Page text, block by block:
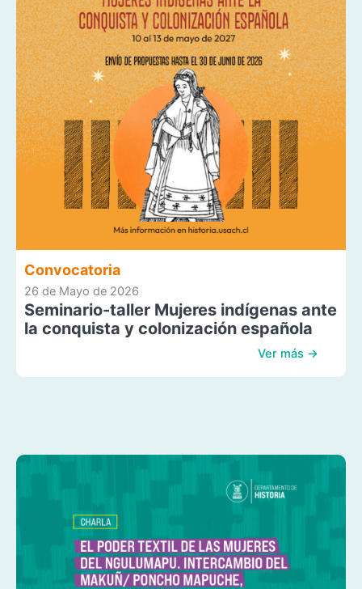
Convocatoria
26 de Mayo de 2026
Seminario-taller Mujeres indígenas ante
la conquista y colonización española
Ver más →